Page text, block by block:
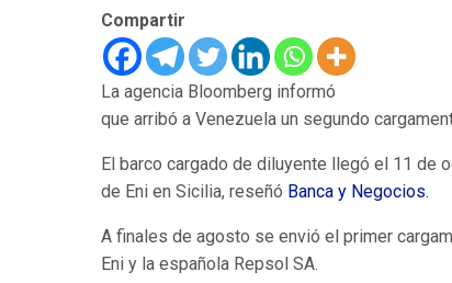
Compartir
La agencia Bloomberg informó
que arribó a Venezuela un segundo
El barco cargado de diluyente llegó el 11 de
de Eni en Sicilia, reseñó Banca y Negocios.
A finales de agosto se envió el primer
Eni y la española Repsol SA.